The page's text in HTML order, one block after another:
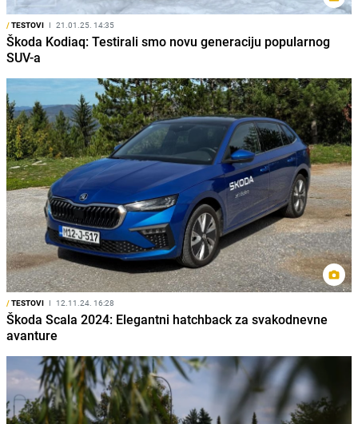
/TESTOVI I 21.01.25. 14:35
Škoda Kodiaq: Testirali smo novu generaciju popularnog
SUV-a
/TESTOVI I 12.11.24. 16:28
Škoda Scala 2024: Elegantni hatchback za svakodnevne
avanture